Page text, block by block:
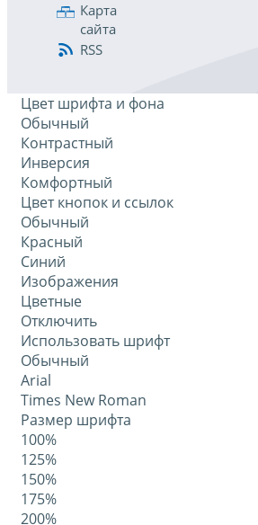
Карта
сайта
RSS
Цвет шрифта и фона
Обычный
Контрастный
Инверсия
Комфортный
Цвет кнопок и ссылок
Обычный
Красный
Синий
Изображения
Цветные
Отключить
Использовать шрифт
Обычный
Arial
Times New Roman
Размер шрифта
100%
125%
150%
175%
200%